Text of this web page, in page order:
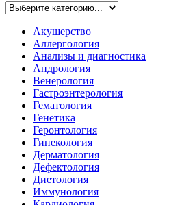
Акушерство
Аллергология
Анализы и диагностика
Андрология
Венерология
Гастроэнтерология
Гематология
Генетика
Геронтология
Гинекология
Дерматология
Дефектология
Диетология
Иммунология